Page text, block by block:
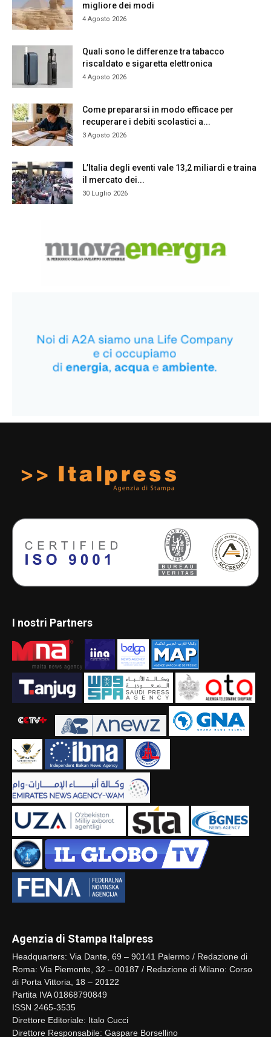
migliore dei modi
4 Agosto 2026
Quali sono le differenze tra tabacco
riscaldato e sigaretta elettronica
4 Agosto 2026
Come prepararsi in modo efficace per
recuperare i debiti scolastici a...
3 Agosto 2026
L’Italia degli eventi vale 13,2 miliardi e traina
il mercato dei...
30 Luglio 2026
I nostri Partners
Agenzia di Stampa Italpress
Headquarters: Via Dante, 69 – 90141 Palermo / Redazione di
Roma: Via Piemonte, 32 – 00187 / Redazione di Milano: Corso
di Porta Vittoria, 18 – 20122
Partita IVA 01868790849
ISSN 2465-3535
Direttore Editoriale: Italo Cucci
Direttore Responsabile: Gaspare Borsellino